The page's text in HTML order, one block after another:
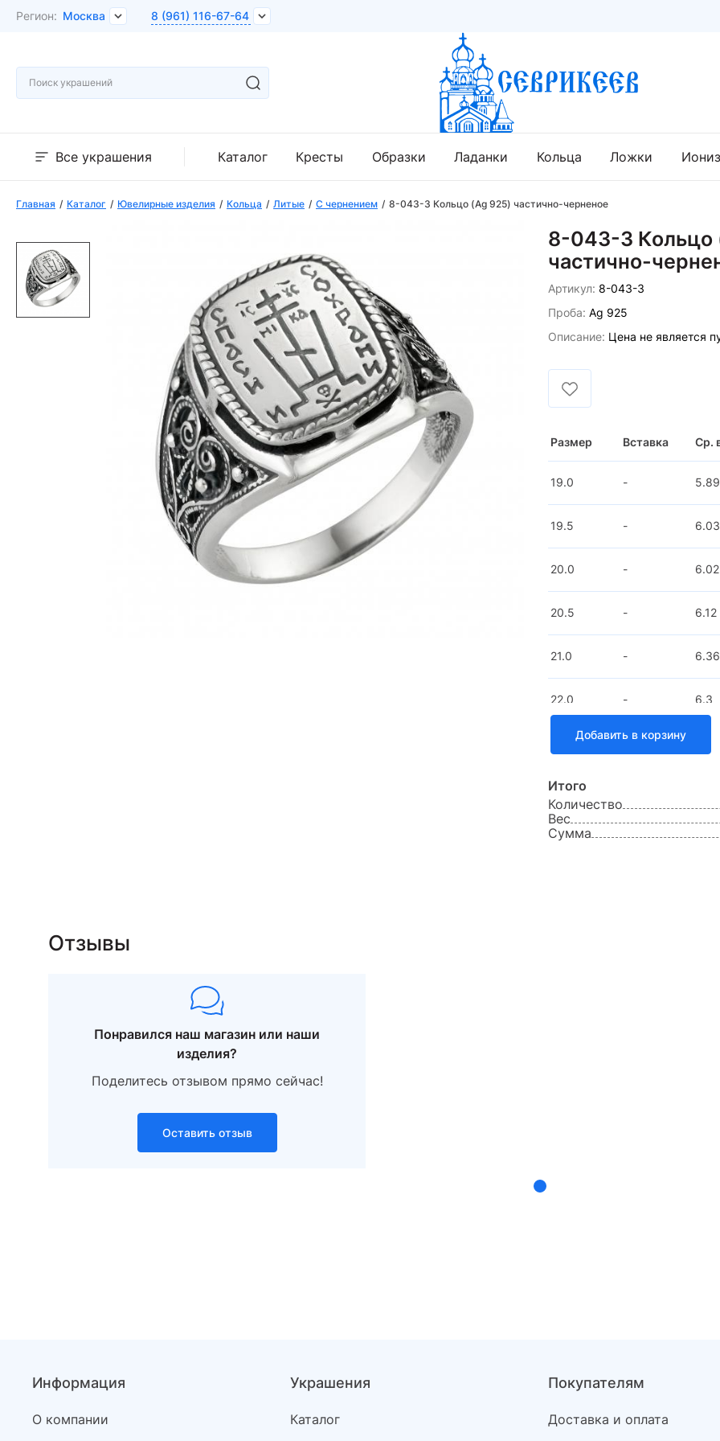
Регион: Москва 8 (961) 116-67-64
Все украшения Каталог Кресты Образки Ладанки Кольца Ложки
Главная Каталог Ювелирные изделия Кольца Литые С чернением 8-043-3 Кольцо (Ag 925) частично-черненое
8-043-3 Кольцо
частично-
Артикул: 8-043-3
Проба: Ag 925
Описание: Цена не является
Размер Вставка Ср.
19.0 - 5.89
19.5 - 6.03
20.0 - 6.02
20.5 - 6.12
21.0 - 6.36
22.0 - 6.3
Добавить в корзину
Итого
Количество
Вес
Сумма
Отзывы
Понравился наш магазин или наши
изделия?
Поделитесь отзывом прямо сейчас!
Оставить отзыв
Информация
О компании
Украшения
Каталог
Покупателям
Доставка и оплата